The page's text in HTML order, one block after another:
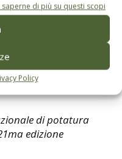
saperne di più su questi scopi
Policy
di potatura
edizione